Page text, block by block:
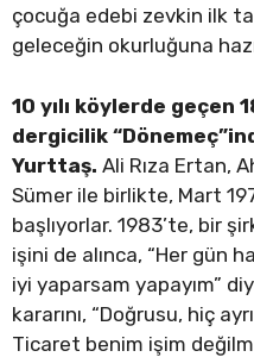
çocuğa edebi zevkin ilk
geleceğin okurluğuna
10 yılı köylerde geçen
dergicilik
Yurttaş. Ali Rıza Ertan,
Sümer ile birlikte, Mart
başlıyorlar. 1983’te, bir
işini de alınca, “Her gün
iyi yaparsam yapayım”
kararını, “Doğrusu, hiç
Ticaret benim işim